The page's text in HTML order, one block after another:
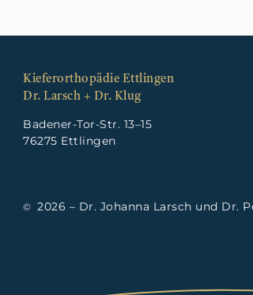
Kieferorthopädie Ettlingen
Dr. Larsch + Dr. Klug
Badener-Tor-Str. 13–15
76275 Ettlingen
© 2026 – Dr. Johanna Larsch und Dr.